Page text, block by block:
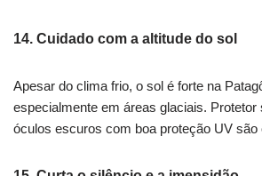
14. Cuidado com a altitude do sol
Apesar do clima frio, o sol é forte na
especialmente em áreas glaciais. Protetor
óculos escuros com boa proteção UV são